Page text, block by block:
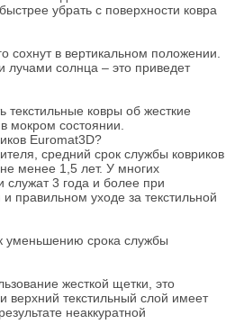
убрать с поверхности ковра
сохнут в вертикальном положении.
лучами солнца – это приведет
текстильные ковры об жесткие
мокром состоянии.
Euromat3D?
средний срок службы ковриков
не менее 1,5 лет. У многих
служат 3 года и более при
и правильном уходе за текстильной
уменьшению срока службы
жесткой щетки, это
верхний текстильный слой имеет
неаккуратной